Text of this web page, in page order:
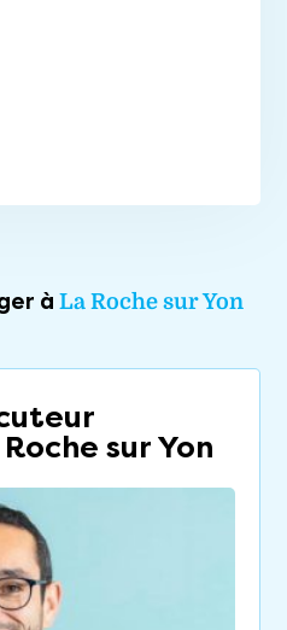
à La Roche sur Yon
sur Yon